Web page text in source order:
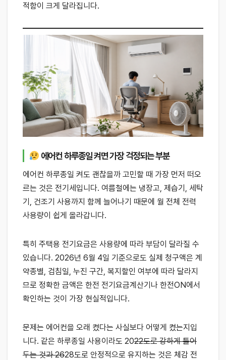
적함이 크게 달라집니다.
에어컨 하루종일 켜면 가장 걱정되는 부분
에어컨 하루종일 켜도 괜찮을까 고민할 때 가장 먼저 떠오
르는 것은 전기세입니다. 여름철에는 냉장고, 제습기, 세탁
기, 건조기 사용까지 함께 늘어나기 때문에 월 전체 전력
사용량이 쉽게 올라갑니다.
특히 주택용 전기요금은 사용량에 따라 부담이 달라질 수
있습니다. 2026년 6월 4일 기준으로도 실제 청구액은 계
약종별, 검침일, 누진 구간, 복지할인 여부에 따라 달라지
므로 정확한 금액은 한전 전기요금계산기나 한전ON에서
확인하는 것이 가장 현실적입니다.
문제는 에어컨을 오래 켰다는 사실보다 어떻게 켰는지입
니다. 같은 하루종일 사용이라도 2022도로 강하게 틀어
두는 것과 2628도로 안정적으로 유지하는 것은 체감 전